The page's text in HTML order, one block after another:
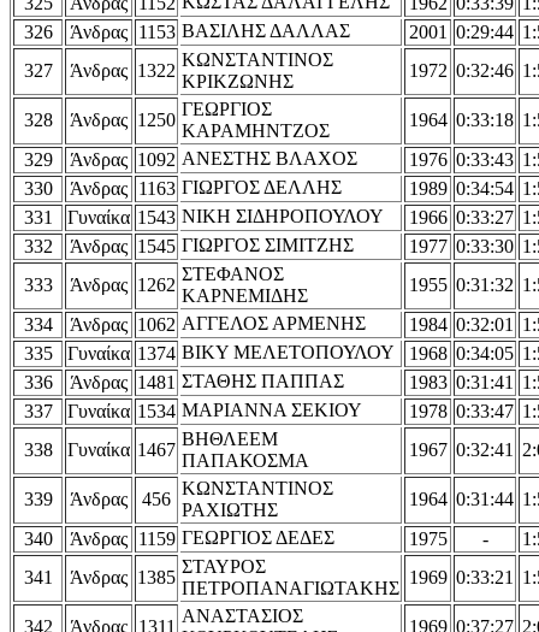
326
Άνδρας 1153 ΒΑΣΙΛΗΣ ΔΑΛΛΑΣ 2001 0:29:44
327
Άνδρας 1322
ΚΩΝΣΤΑΝΤΙΝΟΣ
ΚΡΙΚΖΩΝΗΣ
1972 0:32:46
328 Άνδρας 1250
ΓΕΩΡΓΙΟΣ
ΚΑΡΑΜΗΝΤΖΟΣ
1964 0:33:18
329
Άνδρας 1092 ΑΝΕΣΤΗΣ ΒΛΑΧΟΣ 1976 0:33:43
330
Άνδρας 1163 ΓΙΩΡΓΟΣ ΔΕΛΛΗΣ 1989 0:34:54
331
Γυναίκα 1543 ΝΙΚΗ ΣΙΔΗΡΟΠΟΥΛΟΥ 1966 0:33:27
332
Άνδρας 1545 ΓΙΩΡΓΟΣ ΣΙΜΙΤΖΗΣ 1977 0:33:30
333
Άνδρας 1262
ΣΤΕΦΑΝΟΣ
ΚΑΡΝΕΜΙΔΗΣ
1955 0:31:32
334
Άνδρας 1062 ΑΓΓΕΛΟΣ ΑΡΜΕΝΗΣ 1984 0:32:01
335
Γυναίκα 1374 ΒΙΚΥ ΜΕΛΕΤΟΠΟΥΛΟΥ 1968 0:34:05
336
Άνδρας 1481 ΣΤΑΘΗΣ ΠΑΠΠΑΣ 1983 0:31:41
337
Γυναίκα 1534 ΜΑΡΙΑΝΝΑ ΣΕΚΙΟΥ 1978 0:33:47
338
Γυναίκα 1467
ΒΗΘΛΕΕΜ
ΠΑΠΑΚΟΣΜΑ
1967 0:32:41
339 Άνδρας 456
ΚΩΝΣΤΑΝΤΙΝΟΣ
ΡΑΧΙΩΤΗΣ
1964 0:31:44
340
Άνδρας 1159 ΓΕΩΡΓΙΟΣ ΔΕΔΕΣ 1975 -
341
Άνδρας 1385
ΣΤΑΥΡΟΣ
ΠΕΤΡΟΠΑΝΑΓΙΩΤΑΚΗΣ
1969 0:33:21
342 Άνδρας 1311
ΑΝΑΣΤΑΣΙΟΣ
1969 0:37:27